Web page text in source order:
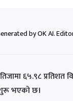
by OK AI.
६५.९८
भएको छ।